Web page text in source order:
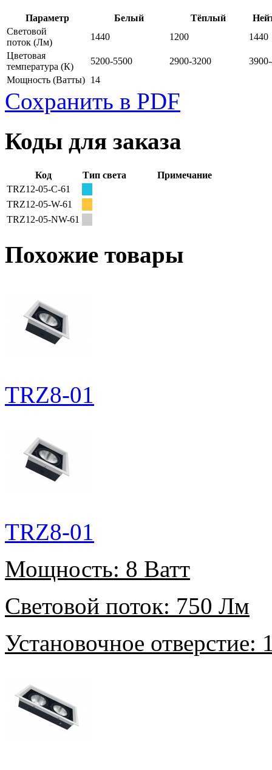
Параметр Белый Тёплый
Световой
поток (Лм)
1440 1200
1440
Цветовая
температура (К)
5200-5500 2900-3200
Мощность (Ватты) 14
Сохранить в PDF
Коды для заказа
Код Тип света
Примечание
TRZ12-05-C-61
TRZ12-05-W-61
TRZ12-05-NW-61
Похожие товары
TRZ8-01
TRZ8-01
Мощность: 8 Ватт
Световой поток: 750 Лм
Установочное отверстие: